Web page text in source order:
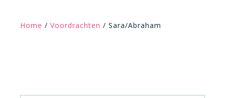
Home / Voordrachten / Sara/Abraham